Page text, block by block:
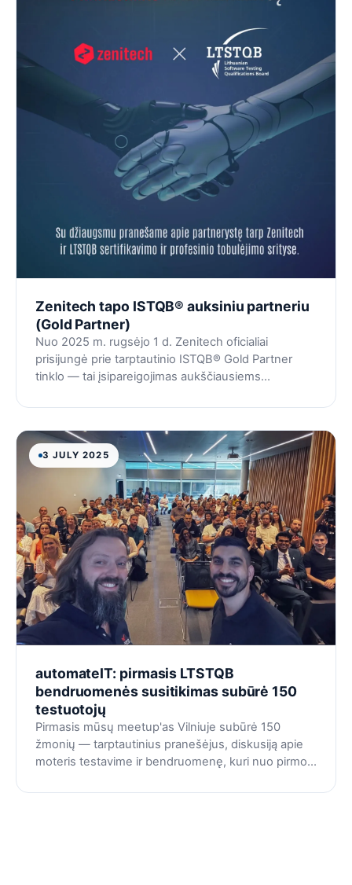
Zenitech tapo ISTQB® auksiniu partneriu
(Gold Partner)
Nuo 2025 m. rugsėjo 1 d. Zenitech oficialiai
prisijungė prie tarptautinio ISTQB® Gold Partner
tinklo — tai įsipareigojimas aukščiausiems
3 JULY 2025
automateIT: pirmasis LTSTQB
bendruomenės susitikimas subūrė 150
testuotojų
Pirmasis mūsų meetup'as Vilniuje subūrė 150
žmonių — tarptautinius pranešėjus, diskusiją apie
moteris testavime ir bendruomenę, kuri nuo pirmos